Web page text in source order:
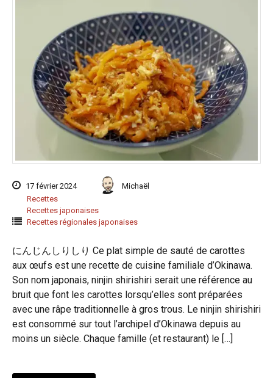
17 février 2024
Michaël
Recettes
Recettes japonaises
Recettes régionales japonaises
にんじんしりしり Ce plat simple de sauté de carottes
aux œufs est une recette de cuisine familiale d’Okinawa.
Son nom japonais, ninjin shirishiri serait une référence au
bruit que font les carottes lorsqu’elles sont préparées
avec une râpe traditionnelle à gros trous. Le ninjin shirishiri
est consommé sur tout l’archipel d’Okinawa depuis au
moins un siècle. Chaque famille (et restaurant) le […]